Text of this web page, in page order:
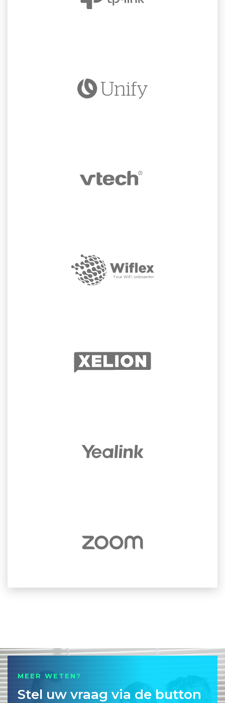
MEER WETEN?
Stel uw vraag via de button